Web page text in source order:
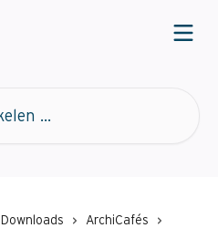
Downloads
ArchiCafés